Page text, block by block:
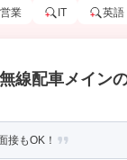
営業 IT 英語
線配車メイン
接もOK！